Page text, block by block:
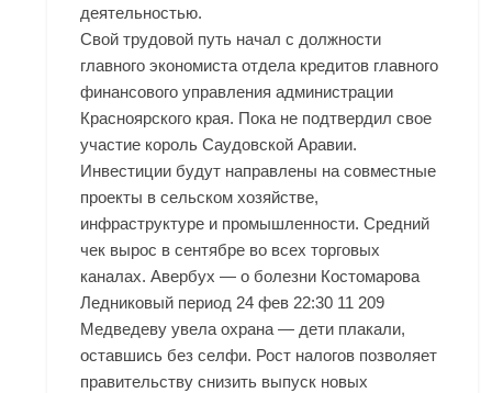
деятельностью.
Свой трудовой путь начал с должности
главного экономиста отдела кредитов главного
финансового управления администрации
Красноярского края. Пока не подтвердил свое
участие король Саудовской Аравии.
Инвестиции будут направлены на совместные
проекты в сельском хозяйстве,
инфраструктуре и промышленности. Средний
чек вырос в сентябре во всех торговых
каналах. Авербух — о болезни Костомарова
Ледниковый период 24 фев 22:30 11 209
Медведеву увела охрана — дети плакали,
оставшись без селфи. Рост налогов позволяет
правительству снизить выпуск новых